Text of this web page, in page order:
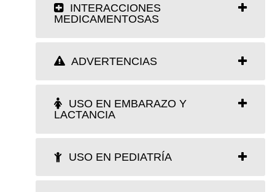
INTERACCIONES
MEDICAMENTOSAS
ADVERTENCIAS
USO EN EMBARAZO Y
LACTANCIA
USO EN PEDIATRÍA